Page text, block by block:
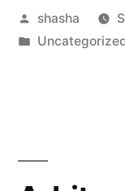
Posted
by
shasha
Posted